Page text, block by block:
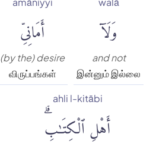
وَلَآ
and not
இன்னும் இல்லை
أَمَانِىِّ
(by the) desire
விருப்பங்கள்
ahli l-kitābi
أَهْلِ ٱلْكِتَٰبِۗ